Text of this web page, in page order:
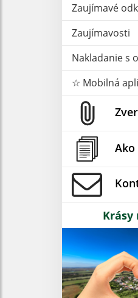
Zaujímavé
Zaujímavosti
Nakladanie s
☆ Mobilná
Krásy